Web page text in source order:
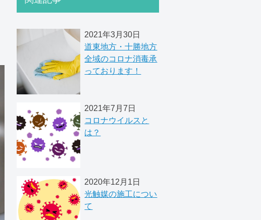
2021年3月30日
道東地方・十勝地方
全域のコロナ消毒承
っております！
2021年7月7日
コロナウイルスと
は？
2020年12月1日
光触媒の施工につい
て